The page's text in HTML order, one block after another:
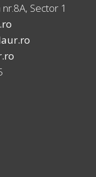
Sector 1